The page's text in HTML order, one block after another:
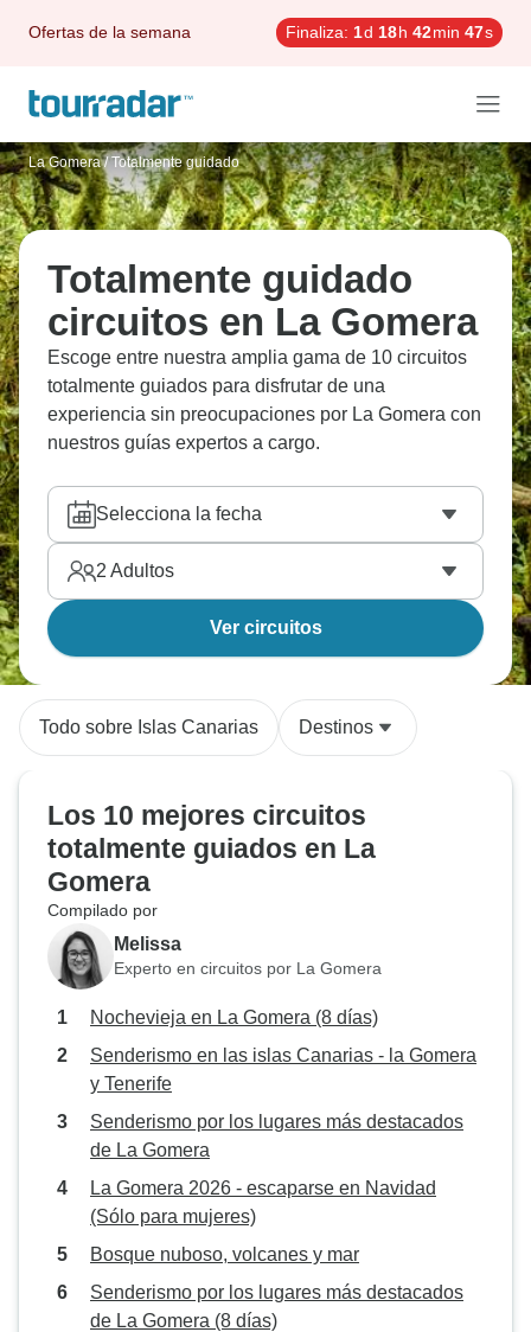
Ofertas de la semana Finaliza: 1d 18h 42min 46s
La Gomera / Totalmente guidado
Totalmente guidado
circuitos en La Gomera
Escoge entre nuestra amplia gama de 10 circuitos
totalmente guiados para disfrutar de una
experiencia sin preocupaciones por La Gomera con
nuestros guías expertos a cargo.
Selecciona la fecha
2 Adultos
Ver circuitos
Todo sobre Islas Canarias Destinos
Los 10 mejores circuitos
totalmente guiados en La
Gomera
Compilado por
Melissa
Experto en circuitos por La Gomera
Nochevieja en La Gomera (8 días)
Senderismo en las islas Canarias - la Gomera
y Tenerife
Senderismo por los lugares más destacados
de La Gomera
La Gomera 2026 - escaparse en Navidad
(Sólo para mujeres)
Bosque nuboso, volcanes y mar
Senderismo por los lugares más destacados
de La Gomera (8 días)